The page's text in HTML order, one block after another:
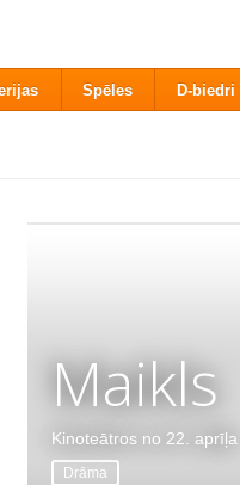
Spēles D-biedri
Maikls
Kinoteātros no 22. aprīļa
Drāma